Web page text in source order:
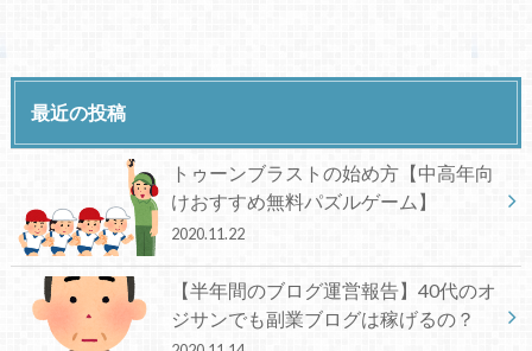
最近の投稿
トゥーンブラストの始め方【中高年向
けおすすめ無料パズルゲーム】
2020.11.22
【半年間のブログ運営報告】40代のオ
ジサンでも副業ブログは稼げるの？